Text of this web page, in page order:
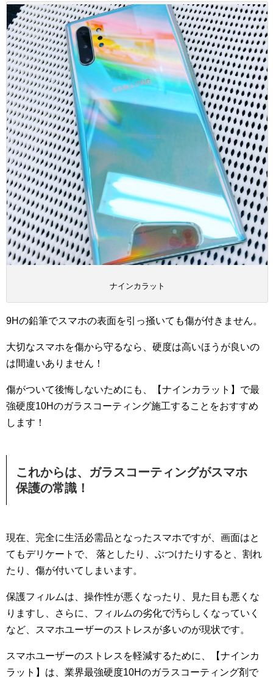
ナインカラット
9Hの鉛筆でスマホの表面を引っ掻いても傷が付きません。
大切なスマホを傷から守るなら、硬度は高いほうが良いの
は間違いありません！
傷がついて後悔しないためにも、【ナインカラット】で最
強硬度10Hのガラスコーティング施工することをおすすめ
します！
これからは、ガラスコーティングがスマホ
保護の常識！
現在、完全に生活必需品となったスマホですが、画面はと
てもデリケートで、 落としたり、ぶつけたりすると、割れ
たり、傷が付いてしまいます。
保護フィルムは、操作性が悪くなったり、見た目も悪くな
りますし、さらに、フィルムの劣化で汚らしくなっていく
など、スマホユーザーのストレスが多いのが現状です。
スマホユーザーのストレスを軽減するために、【ナインカ
ラット】は、業界最強硬度10Hのガラスコーティング剤で